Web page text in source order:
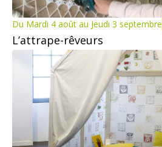
Du Mardi 4 août au Jeudi 3 septembre
L’attrape-rêveurs